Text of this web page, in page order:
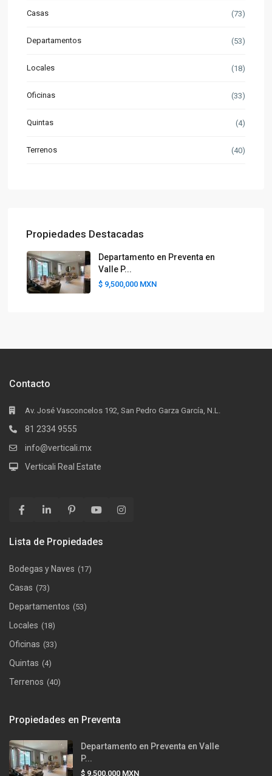
Casas (73)
Departamentos (53)
Locales (18)
Oficinas (33)
Quintas (4)
Terrenos (40)
Propiedades Destacadas
Departamento en Preventa en
Valle P...
$ 9,500,000 MXN
Contacto
Av. José Vasconcelos 192, San Pedro Garza García, N.L.
81 2334 9555
info@verticali.mx
Verticali Real Estate
Lista de Propiedades
Bodegas y Naves (17)
Casas (73)
Departamentos (53)
Locales (18)
Oficinas (33)
Quintas (4)
Terrenos (40)
Propiedades en Preventa
Departamento en Preventa en Valle
P...
$ 9,500,000 MXN